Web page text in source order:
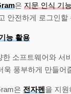
은 지문 인식 기능
안전하게 로그인할
능 활용
한 소프트웨어와 서
욱 풍부하게 만들어
은 전자펜을 지원